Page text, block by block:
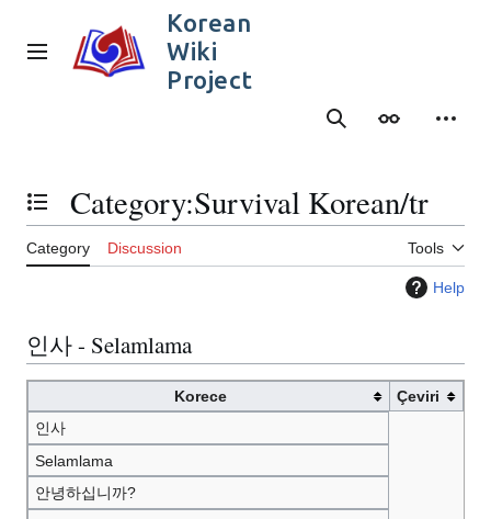
content
Main menu
Korean
Wiki
Project
SearchAppearance
Toggle the table of contents
Category:Survival Korean/tr
Category Discussion Tools
Help
인사 - Selamlama
Korece
Çeviri
인사
Selamlama
안녕하십니까?